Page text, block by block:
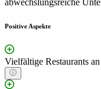
abwechslungsreiche
Positive Aspekte
Vielfältige Restaurants